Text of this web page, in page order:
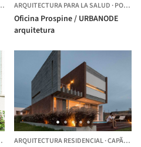
BRASIL
ARQUITECTURA PARA LA SALUD ·PORTO ALEGRE,
Oficina Prospine / URBANODE
arquitetura
BRASIL
ARQUITECTURA RESIDENCIAL·CAPÃO DA CANOA,